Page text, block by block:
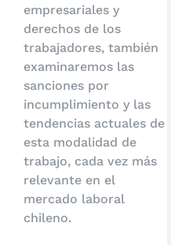
empresariales y
derechos de los
trabajadores, también
examinaremos las
sanciones por
incumplimiento y las
tendencias actuales de
esta modalidad de
trabajo, cada vez más
relevante en el
mercado laboral
chileno.